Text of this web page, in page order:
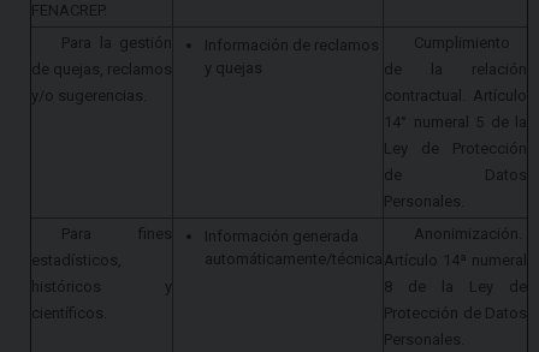
FENACREP.
Para la gestión
de quejas, reclamos
y/o sugerencias.
Información de reclamos
y quejas
Cumplimiento
de la relación
contractual. Artículo
14° numeral 5 de la
Ley de Protección
de Datos
Personales.
Para fines
estadísticos,
históricos y
científicos.
Información generada
automáticamente/técnica
Anonimización.
Artículo 14ª numeral
8 de la Ley de
Protección de Datos
Personales.